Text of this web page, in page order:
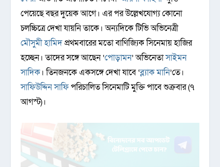
পেয়েছে বছর দুয়েক আগে। এর পর উল্লেখযোগ্য কোনো
চলচ্চিত্রে দেখা যায়নি তাকে। অন্যদিকে টিভি অভিনেত্রী
মৌসুমী হামিদপ্রথমবারের মতো বাণিজ্যিক সিনেমায় হাজির
হচ্ছেন। তাদের সঙ্গে আছেন ‘পোড়ামন’ অভিনেতাসাইমন
সাদিক। তিনজনকে একসঙ্গে দেখা যাবে ‌‘ব্ল্যাক মানি’তে।
সাফিউদ্দিন সাফিপরিচালিত সিনেমাটি মুক্তি পাবে শুক্রবার (৭
আগস্ট)।